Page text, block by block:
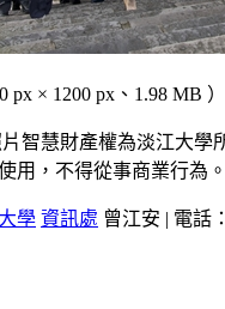
px × 1200 px、1.98 MB ）
智慧財產權為淡江大學
用，不得從事商業行為。
學 資訊處 曾江安 | 電話